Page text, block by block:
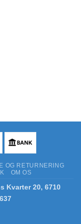
OG RETURNERING
OM OS
Kvarter 20, 6710